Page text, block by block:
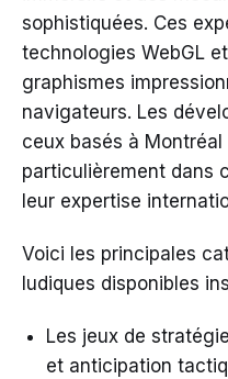
sophistiquées. Ces
technologies WebGL
graphismes
navigateurs. Les
ceux basés à
particulièrement dans
leur expertise
Voici les principales
ludiques disponibles
Les jeux de
et anticipation